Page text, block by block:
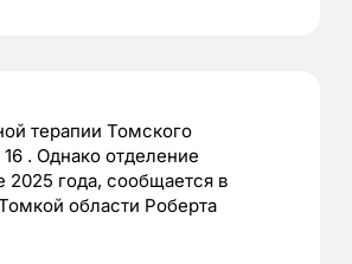
терапии Томского
. Однако отделение
2025 года, сообщается в
области Роберта